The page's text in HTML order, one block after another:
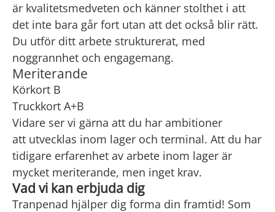
är kvalitetsmedveten och känner stolthet i att
det inte bara går fort utan att det också blir rätt.
Du utför ditt arbete strukturerat, med
noggrannhet och engagemang.
Meriterande
Körkort B
Truckkort A+B
Vidare ser vi gärna att du har ambitioner
att utvecklas inom lager och terminal. Att du har
tidigare erfarenhet av arbete inom lager är
mycket meriterande, men inget krav.
Vad vi kan erbjuda dig
Tranpenad hjälper dig forma din framtid! Som